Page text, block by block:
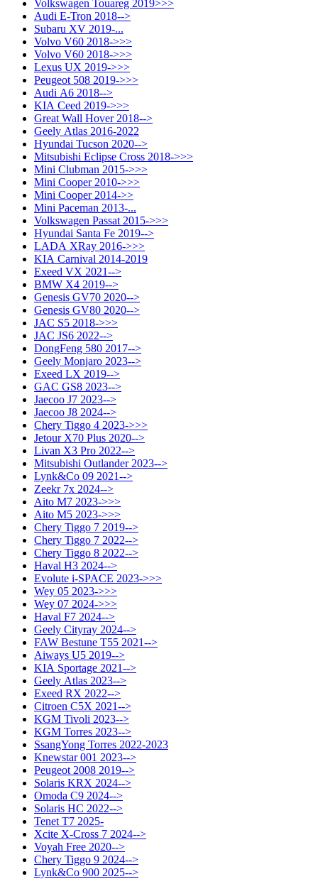
Volkswagen Touareg 2019>>>
Audi E-Tron 2018-->
Subaru XV 2019-...
Volvo V60 2018->>>
Volvo V60 2018->>>
Lexus UX 2019->>>
Peugeot 508 2019->>>
Audi A6 2018-->
KIA Ceed 2019->>>
Great Wall Hover 2018-->
Geely Atlas 2016-2022
Hyundai Tucson 2020-->
Mitsubishi Eclipse Cross 2018->>>
Mini Clubman 2015->>>
Mini Cooper 2010->>>
Mini Cooper 2014->>
Mini Paceman 2013-...
Volkswagen Passat 2015->>>
Hyundai Santa Fe 2019-->
LADA XRay 2016->>>
KIA Carnival 2014-2019
Exeed VX 2021-->
BMW X4 2019-->
Genesis GV70 2020-->
Genesis GV80 2020-->
JAC S5 2018->>>
JAC JS6 2022-->
DongFeng 580 2017-->
Geely Monjaro 2023-->
Exeed LX 2019-->
GAC GS8 2023-->
Jaecoo J7 2023-->
Jaecoo J8 2024-->
Chery Tiggo 4 2023->>>
Jetour X70 Plus 2020-->
Livan X3 Pro 2022-->
Mitsubishi Outlander 2023-->
Lynk&Co 09 2021-->
Zeekr 7x 2024-->
Aito M7 2023->>>
Aito M5 2023->>>
Chery Tiggo 7 2019-->
Chery Tiggo 7 2022-->
Chery Tiggo 8 2022-->
Haval H3 2024-->
Evolute i-SPACE 2023->>>
Wey 05 2023->>>
Wey 07 2024->>>
Haval F7 2024-->
Geely Cityray 2024-->
FAW Bestune T55 2021-->
Aiways U5 2019-->
KIA Sportage 2021-->
Geely Atlas 2023-->
Exeed RX 2022-->
Citroen C5X 2021-->
KGM Tivoli 2023-->
KGM Torres 2023-->
SsangYong Torres 2022-2023
Knewstar 001 2023-->
Peugeot 2008 2019-->
Solaris KRX 2024-->
Omoda C9 2024-->
Solaris HC 2022-->
Tenet T7 2025-
Xcite X-Cross 7 2024-->
Voyah Free 2020-->
Chery Tiggo 9 2024-->
Lynk&Co 900 2025-->